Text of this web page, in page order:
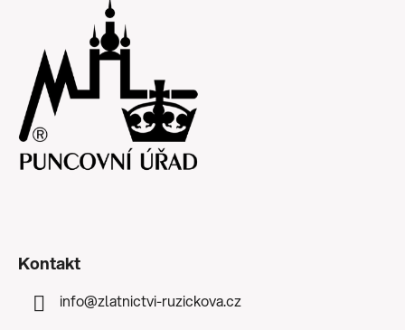
Kontakt
info@zlatnictvi-ruzickova.cz